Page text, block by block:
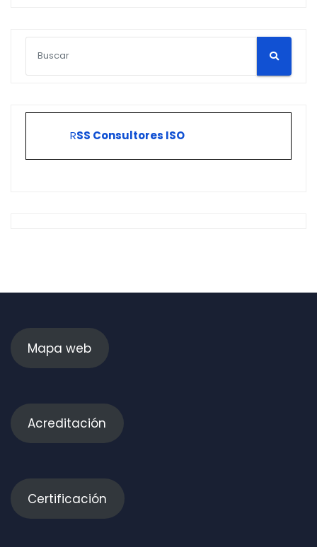
RSS Consultores ISO
Mapa web
Acreditación
Certificación